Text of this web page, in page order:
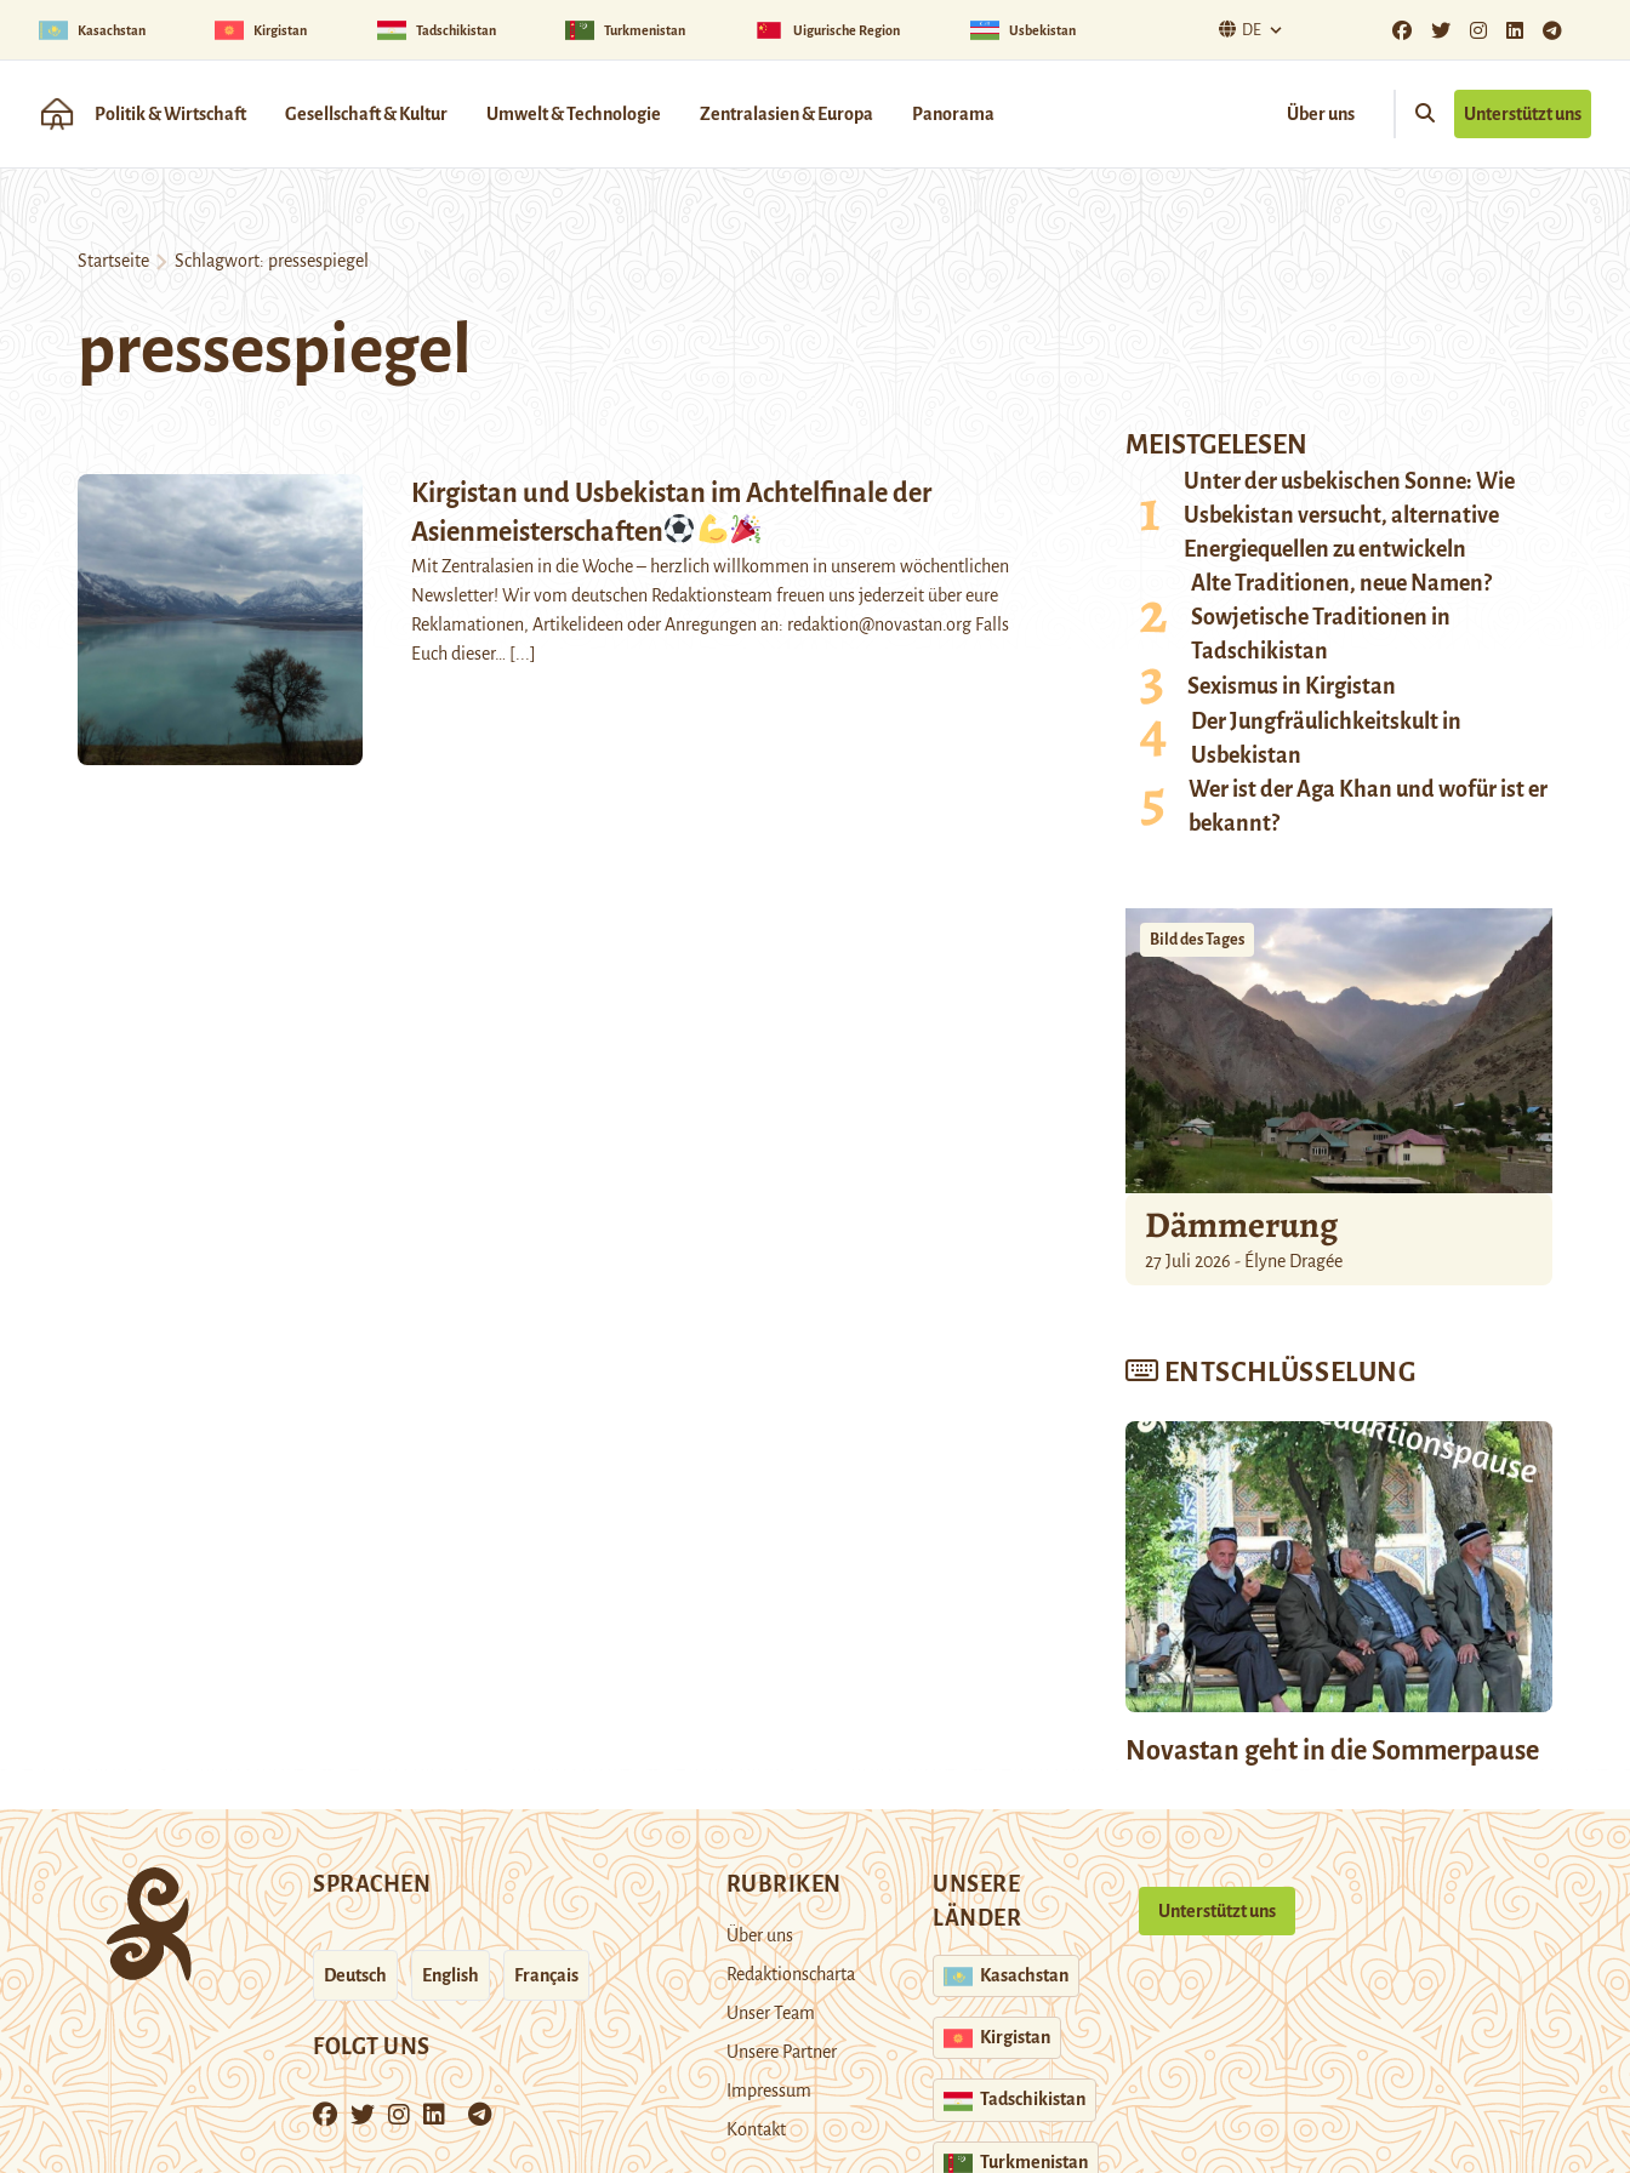
Kasachstan Kirgistan Tadschikistan Turkmenistan Uigurische Region Usbekistan DE
Politik & Wirtschaft Gesellschaft & Kultur Umwelt & Technologie Zentralasien & Europa Panorama Über uns Unterstützt uns
Startseite Schlagwort: pressespiegel
pressespiegel
Kirgistan und Usbekistan im Achtelfinale der
Asienmeisterschaften
Mit Zentralasien in die Woche – herzlich willkommen in unserem wöchentlichen
Newsletter! Wir vom deutschen Redaktionsteam freuen uns jederzeit über eure
Reklamationen, Artikelideen oder Anregungen an: redaktion@novastan.org Falls
Euch dieser…
[...]
MEISTGELESEN
Unter der usbekischen Sonne: Wie
Usbekistan versucht, alternative
Energiequellen zu entwickeln
Alte Traditionen, neue Namen?
Sowjetische Traditionen in
Tadschikistan
Sexismus in Kirgistan
Der Jungfräulichkeitskult in
Usbekistan
Wer ist der Aga Khan und wofür ist er
bekannt?
Bild des Tages
Dämmerung
27 Juli 2026 - Élyne Dragée
ENTSCHLÜSSELUNG
Novastan geht in die Sommerpause
SPRACHEN
Deutsch English Français
FOLGT UNS
RUBRIKEN
Über uns
Redaktionscharta
Unser Team
Unsere Partner
Impressum
Kontakt
UNSERE
LÄNDER
Kasachstan
Kirgistan
Tadschikistan
Turkmenistan
Unterstützt uns